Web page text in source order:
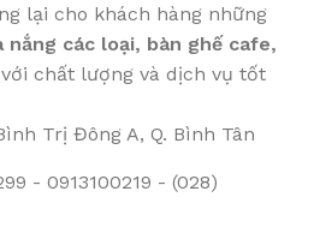
lại cho khách hàng những
nắng các loại, bàn ghế cafe,
với chất lượng và dịch vụ tốt
Trị Đông A, Q. Bình Tân
- 0913100219 - (028)